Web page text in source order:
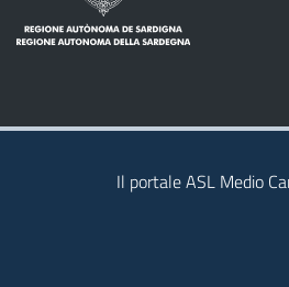
Il portale ASL Medio